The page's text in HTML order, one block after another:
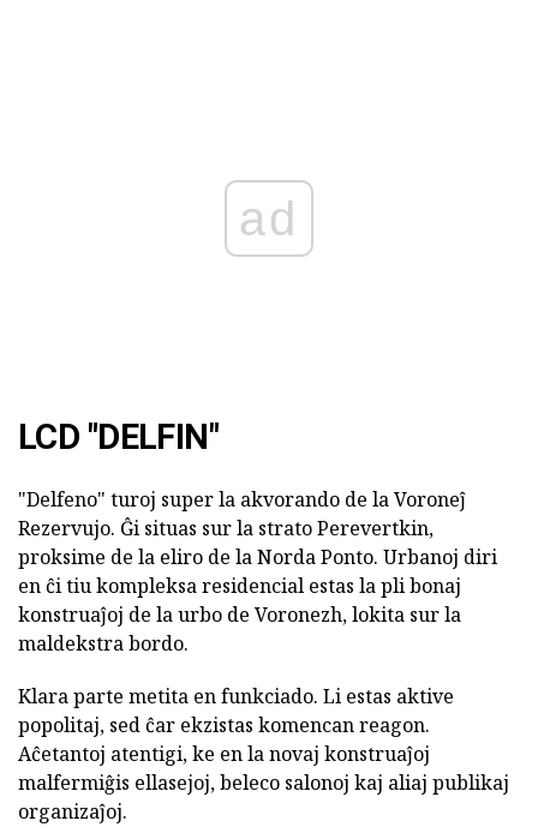
ad
LCD "DELFIN"
"Delfeno" turoj super la akvorando de la Voroneĵ
Rezervujo. Ĝi situas sur la strato Perevertkin,
proksime de la eliro de la Norda Ponto. Urbanoj diri
en ĉi tiu kompleksa residencial estas la pli bonaj
konstruaĵoj de la urbo de Voronezh, lokita sur la
maldekstra bordo.
Klara parte metita en funkciado. Li estas aktive
popolitaj, sed ĉar ekzistas komencan reagon.
Aĉetantoj atentigi, ke en la novaj konstruaĵoj
malfermiĝis ellasejoj, beleco salonoj kaj aliaj publikaj
organizaĵoj.